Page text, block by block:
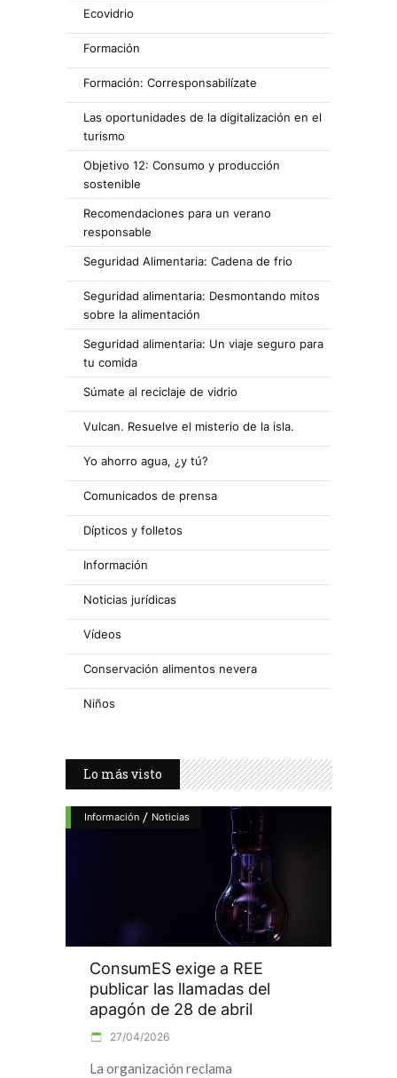
Ecovidrio
Formación
Formación: Corresponsabilízate
Las oportunidades de la digitalización en el
turismo
Objetivo 12: Consumo y producción
sostenible
Recomendaciones para un verano
responsable
Seguridad Alimentaria: Cadena de frio
Seguridad alimentaria: Desmontando mitos
sobre la alimentación
Seguridad alimentaria: Un viaje seguro para
tu comida
Súmate al reciclaje de vidrio
Vulcan. Resuelve el misterio de la isla.
Yo ahorro agua, ¿y tú?
Comunicados de prensa
Dípticos y folletos
Información
Noticias jurídicas
Vídeos
Conservación alimentos nevera
Niños
Lo más visto
Información / Noticias
ConsumES exige a REE
publicar las llamadas del
apagón de 28 de abril
27/04/2026
La organización reclama